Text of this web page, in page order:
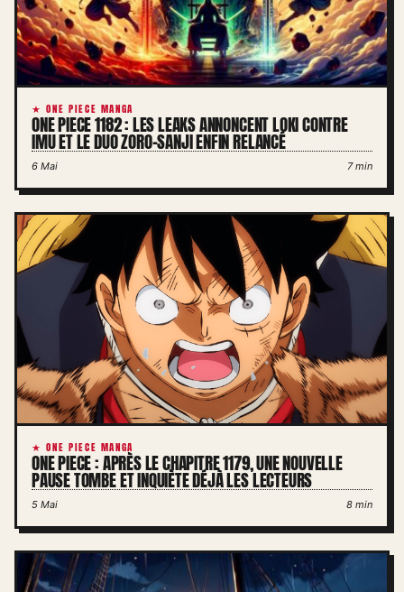
★ ONE PIECE MANGA
ONE PIECE 1182 : LES LEAKS ANNONCENT LOKI CONTRE
IMU ET LE DUO ZORO-SANJI ENFIN RELANCÉ
6 Mai 7 min
★ ONE PIECE MANGA
ONE PIECE : APRÈS LE CHAPITRE 1179, UNE NOUVELLE
PAUSE TOMBE ET INQUIÈTE DÉJÀ LES LECTEURS
5 Mai 8 min